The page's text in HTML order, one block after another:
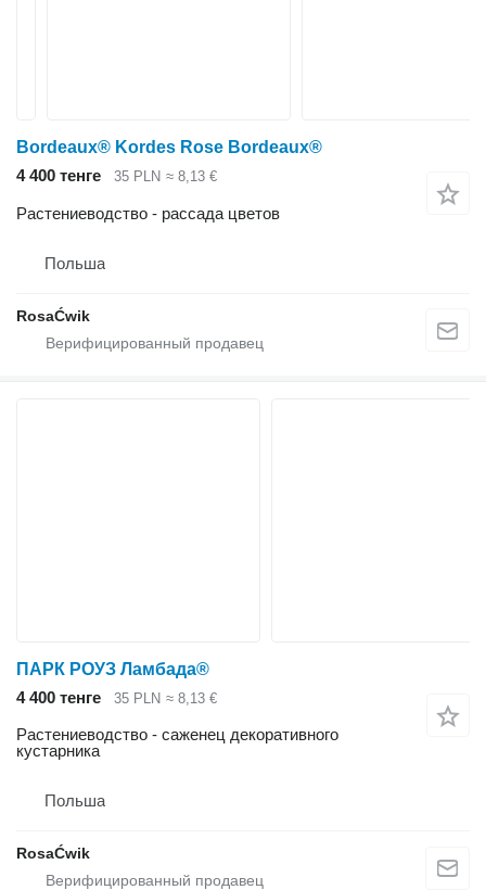
Bordeaux® Kordes Rose Bordeaux®
4 400 тенге
35 PLN ≈ 8,13 €
Растениеводство - рассада цветов
Польша
RosaĆwik
ПАРК РОУЗ Ламбада®
4 400 тенге
35 PLN ≈ 8,13 €
Растениеводство - саженец декоративного
кустарника
Польша
RosaĆwik